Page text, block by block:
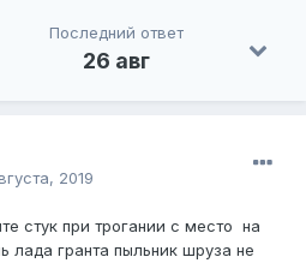
Последний ответ
26 авг
2019
стук при трогании с место на
лада гранта пыльник шруза не